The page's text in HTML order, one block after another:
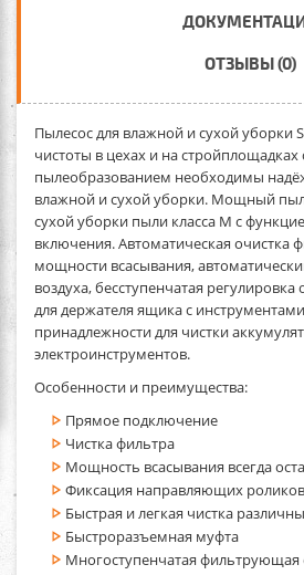
ОТЗЫВЫ (0)
Пылесос для влажной и сухой уборки
чистоты в цехах и на
пылеобразованием необходимы
влажной и сухой уборки. Мощный
сухой уборки пыли класса М с
включения. Автоматическая очистка
мощности всасывания,
воздуха, бесступенчатая
для держателя ящика с
принадлежности для чистки
электроинструментов.
Особенности и преимущества:
Прямое подключение
Чистка фильтра
Мощность всасывания всегда
Фиксация направляющих роликов
Быстрая и легкая чистка
Быстроразъемная муфта
Многоступенчатая фильтрующая